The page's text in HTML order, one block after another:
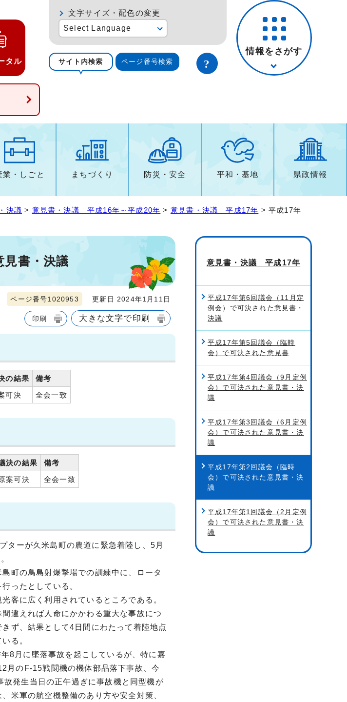
タル
文字サイズ・配色の変更
Select Language
サイト内検索 ページ番号検索
情報をさがす
業・しごと まちづくり 防災・安全 平和・基地 県政情報
決議 > 意見書・決議 平成16年～平成20年 > 意見書・決議 平成17年 > 平成17年
見書・決議
ページ番号1020953 更新日 2024年1月11日
印刷 大きな文字で印刷
の結果
備考
可決 全会一致
決の結果
備考
案可決 全会一致
ターが久米島町の農道に緊急着陸し、5月
町の鳥島射爆撃場での訓練中に、ロータ
ったとしている。
客に広く利用されているところである。
違えれば人命にかかわる重大な事故につ
ず、結果として4日間にわたって着陸地点
る。
8月に墜落事故を起こしているが、特に嘉
月のF-15戦闘機の機体部品落下事故、今
発生当日の正午過ぎに事故機と同型機が
米軍の航空機整備のあり方や安全対策、
意見書・決議 平成17年
平成17年第6回議会（11月定
例会）で可決された意見書・
決議
平成17年第5回議会（臨時
会）で可決された意見書
平成17年第4回議会（9月定例
会）で可決された意見書・決
議
平成17年第3回議会（6月定例
会）で可決された意見書・決
議
平成17年第2回議会（臨時
会）で可決された意見書・決
議
平成17年第1回議会（2月定例
会）で可決された意見書・決
議